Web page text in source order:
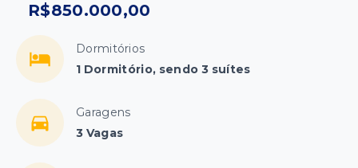
R$850.000,00
Dormitórios
1 Dormitório, sendo 3 suítes
Garagens
3 Vagas